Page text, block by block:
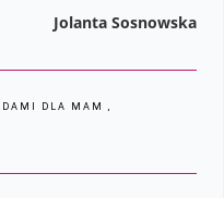
Jolanta Sosnowska
DLA MAM ,